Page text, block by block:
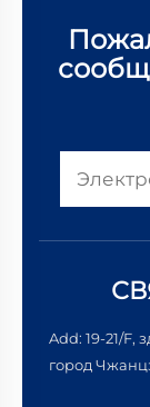
Add: 19-21/F,
город